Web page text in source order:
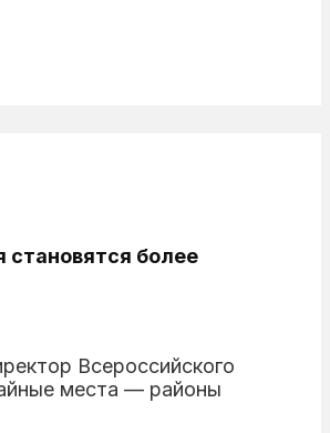
становятся более
Всероссийского
места — районы